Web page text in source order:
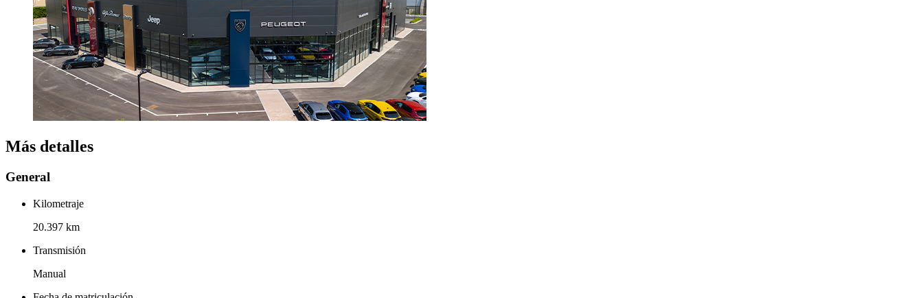
Más detalles
General
Kilometraje
20.397 km
Transmisión
Manual